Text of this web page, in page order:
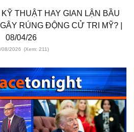
THUẬT HAY GIAN LẬN BẦU
RÚNG ĐỘNG CỬ TRI MỸ? |
08/04/26
08/2026 (Xem: 211)